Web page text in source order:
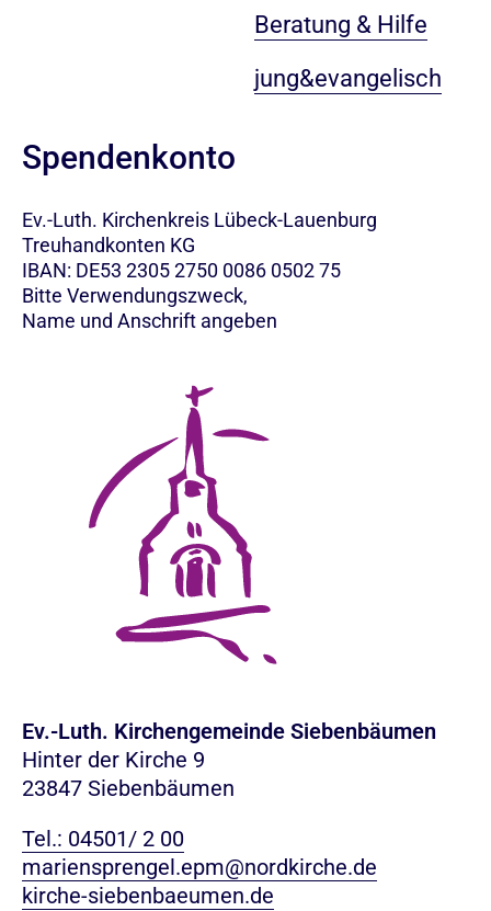
Beratung & Hilfe
jung&evangelisch
Spendenkonto
Ev.-Luth. Kirchenkreis Lübeck-Lauenburg
Treuhandkonten KG
IBAN: DE53 2305 2750 0086 0502 75
Bitte Verwendungszweck,
Name und Anschrift angeben
Ev.-Luth. Kirchengemeinde Siebenbäumen
Hinter der Kirche 9
23847 Siebenbäumen
Tel.: 04501/ 2 00
mariensprengel.epm@nordkirche.de
kirche-siebenbaeumen.de